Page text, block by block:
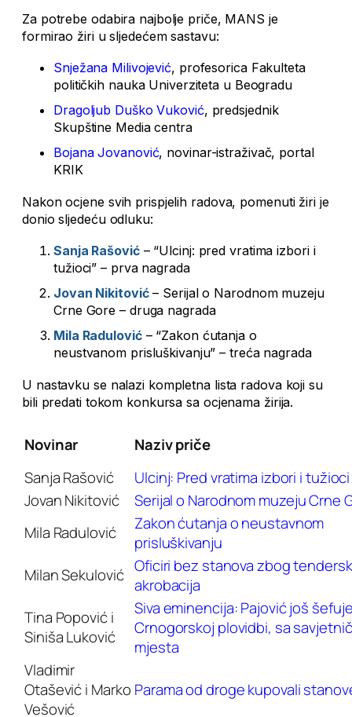
Za potrebe odabira najbolje priče, MANS je
formirao žiri u sljedećem sastavu:
Snježana Milivojević, profesorica Fakulteta
političkih nauka Univerziteta u Beogradu
Dragoljub DuškoVuković, predsjednik
Skupštine Media centra
Bojana Jovanović, novinar-istraživač, portal
KRIK
Nakon ocjene svih prispjelih radova, pomenuti žiri je
donio sljedeću odluku:
Sanja Rašović– “Ulcinj: pred vratima izbori i
tužioci” – prva nagrada
Jovan Nikitović– Serijal o Narodnom muzeju
Crne Gore – druga nagrada
Mila Radulović– “Zakon ćutanja o
neustvanom prisluškivanju” – treća nagrada
U nastavku se nalazi kompletna lista radova koji su
bili predati tokom konkursa sa ocjenama žirija.
Novinar
Naziv priče
Sanja Rašović
Ulcinj: Pred vratima izbori i tužioci
Jovan Nikitović
Serijal o Narodnom muzeju Crne
Mila Radulović
Zakon ćutanja o neustavnom
prisluškivanju
Milan Sekulović Oficiri bez stanova zbog
akrobacija
Tina Popović i
Siniša Luković
Siva eminencija: Pajović još
Crnogorskoj plovidbi, sa
mjesta
Vladimir
Otašević i Marko
Vešović
Parama od droge kupovali